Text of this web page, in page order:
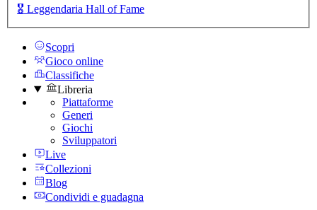
🎖️ Leggendaria Hall of Fame
Scopri
Gioco online
Classifiche
Libreria
Piattaforme
Generi
Giochi
Sviluppatori
Live
Collezioni
Blog
Condividi e guadagna